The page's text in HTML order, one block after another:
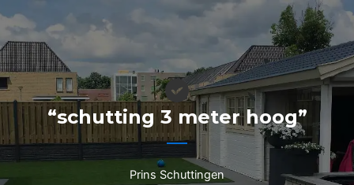
naar
de
inhoud
“schutting 3 meter hoog”
Prins Schuttingen